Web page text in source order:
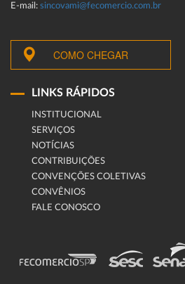
E-mail: sincovami@fecomercio.com.br
COMO CHEGAR
LINKS RÁPIDOS
INSTITUCIONAL
SERVIÇOS
NOTÍCIAS
CONTRIBUIÇÕES
CONVENÇÕES COLETIVAS
CONVÊNIOS
FALE CONOSCO